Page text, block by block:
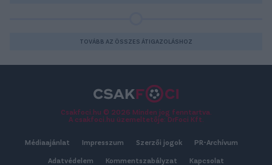
TOVÁBB AZ ÖSSZES ÁTIGAZOLÁSHOZ
Csakfoci.hu © 2026 Minden jog fenntartva.
A csakfoci.hu üzemeltetője: DrFoci Kft.
Médiaajánlat Impresszum Szerzői jogok PR-Archívum
Adatvédelem Kommentszabályzat Kapcsolat